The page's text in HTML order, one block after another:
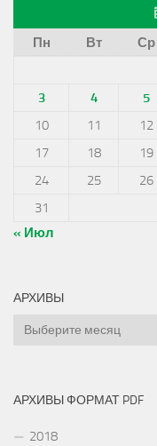
Пн
Вт Ср
3
4 5
10
11 12
17
18 19
24
25 26
31
« Июл
АРХИВЫ
Архивы
АРХИВЫ ФОРМАТ PDF
2018